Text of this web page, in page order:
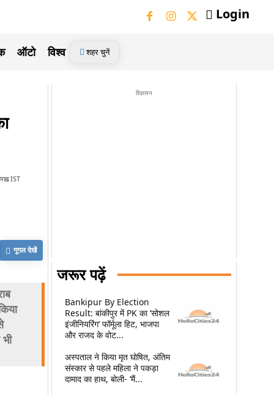
Login
ऑटो विश्व शहर चुनें
IST
गूगल देखें
विज्ञापन
जरूर पढ़ें
Bankipur By Election
Result: बांकीपुर में PK का ‘सोशल
इंजीनियरिंग’ फॉर्मूला हिट, भाजपा
और राजद के वोट...
अस्पताल ने किया मृत घोषित, अंतिम
संस्कार से पहले महिला ने पकड़ा
दामाद का हाथ, बोली- ‘मैं...